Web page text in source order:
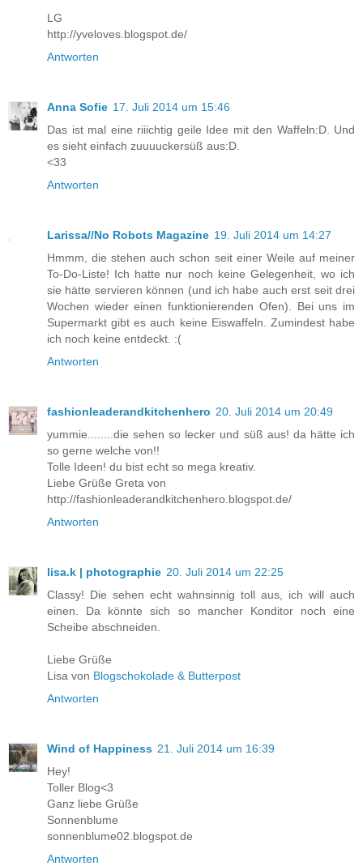
LG
http://yveloves.blogspot.de/
Antworten
Anna Sofie 17. Juli 2014 um 15:46
Das ist mal eine riiichtig geile Idee mit den Waffeln:D. Und
es sieht einfach zuuuuckersüß aus:D.
<33
Antworten
Larissa//No Robots Magazine 19. Juli 2014 um 14:27
Hmmm, die stehen auch schon seit einer Weile auf meiner
To-Do-Liste! Ich hatte nur noch keine Gelegenheit, wo ich
sie hätte servieren können (und ich habe auch erst seit drei
Wochen wieder einen funktionierenden Ofen). Bei uns im
Supermarkt gibt es auch keine Eiswaffeln. Zumindest habe
ich noch keine entdeckt. :(
Antworten
fashionleaderandkitchenhero 20. Juli 2014 um 20:49
yummie........die sehen so lecker und süß aus! da hätte ich
so gerne welche von!!
Tolle Ideen! du bist echt so mega kreativ.
Liebe Grüße Greta von
http://fashionleaderandkitchenhero.blogspot.de/
Antworten
lisa.k | photographie 20. Juli 2014 um 22:25
Classy! Die sehen echt wahnsinnig toll aus, ich will auch
einen. Da könnte sich so mancher Konditor noch eine
Scheibe abschneiden.
Liebe Grüße
Lisa von Blogschokolade & Butterpost
Antworten
Wind of Happiness 21. Juli 2014 um 16:39
Hey!
Toller Blog<3
Ganz liebe Grüße
Sonnenblume
sonnenblume02.blogspot.de
Antworten